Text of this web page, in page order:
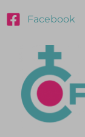
Facebook